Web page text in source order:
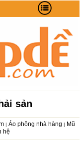
sản
| Áo phông nhà hàng | Mũ
hệ